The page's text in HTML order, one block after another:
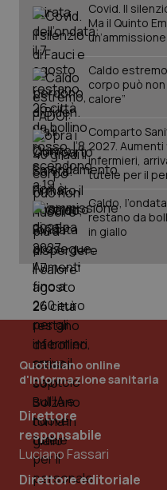
Covid. Il
Ma il Quinto
Caldo
corpo può
calore”
Comparto
2027.
infermieri,
tutele per il
Caldo,
restano da
in giallo
Quotidiano online
d'informazione sanitaria
Direttore
responsabile
Luciano Fassari
Direttore editoriale
PHPSESSID